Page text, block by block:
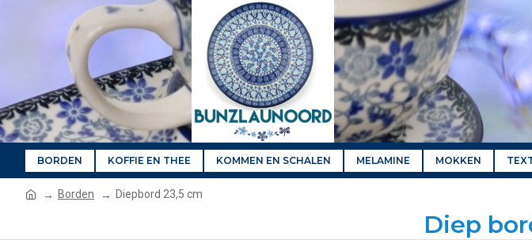
BORDEN KOFFIE EN THEE KOMMEN EN SCHALEN MELAMINE MOKKEN
Borden Diepbord 23,5 cm
Diep